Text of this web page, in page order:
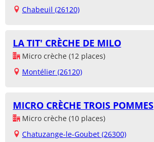
Chabeuil (26120)
LA TIT' CRÈCHE DE MILO
Micro crèche (12 places)
Montélier (26120)
MICRO CRÈCHE TROIS POMMES
Micro crèche (10 places)
Chatuzange-le-Goubet (26300)